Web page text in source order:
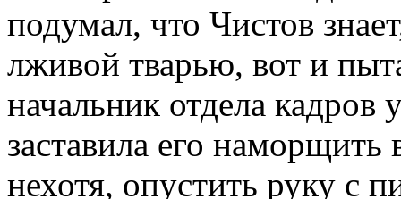
подумал, что Чистов
лживой тварью, вот и
начальник отдела кадров
заставила его
нехотя, опустить руку с